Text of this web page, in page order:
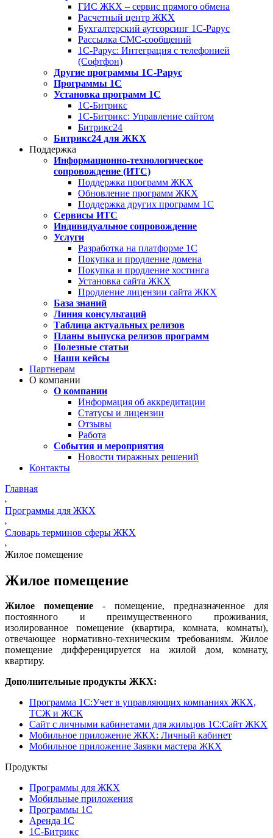
ГИС ЖКХ – сервис прямого обмена
Расчетный центр ЖКХ
Бухгалтерский аутсорсинг 1С-Рарус
Рассылка СМС-сообщений
1С-Рарус: Интеграция с телефонией
(Софтфон)
Другие программы 1С-Рарус
Программы 1С
Установка программ 1С
1С-Битрикс
1С-Битрикс: Управление сайтом
Битрикс24
Битрикс24 для ЖКХ
Поддержка
Информационно-технологическое
сопровождение (ИТС)
Поддержка программ ЖКХ
Обновление программ ЖКХ
Поддержка других программ 1С
Сервисы ИТС
Индивидуальное сопровождение
Услуги
Разработка на платформе 1С
Покупка и продление домена
Покупка и продление хостинга
Установка сайта ЖКХ
Продление лицензии сайта ЖКХ
База знаний
Линия консультаций
Таблица актуальных релизов
Планы выпуска релизов программ
Полезные статьи
Наши кейсы
Партнерам
О компании
О компании
Информация об аккредитации
Статусы и лицензии
Отзывы
Работа
События и мероприятия
Новости тиражных решений
Контакты
Главная
Программы для ЖКХ
Словарь терминов сферы ЖКХ
Жилое помещение
Жилое помещение
Жилое помещение - помещение, предназначенное для
постоянного и преимущественного проживания,
изолированное помещение (квартира, комната, комнаты),
отвечающее нормативно-техническим требованиям. Жилое
помещение дифференцируется на жилой дом, комнату,
квартиру.
Дополнительные продукты ЖКХ:
Программа 1C:Учет в управляющих компаниях ЖКХ,
ТСЖ и ЖСК
Сайт с личными кабинетами для жильцов 1С:Сайт ЖКХ
Мобильное приложение ЖКХ: Личный кабинет
Мобильное приложение Заявки мастера ЖКХ
Продукты
Программы для ЖКХ
Мобильные приложения
Программы 1С
Аренда 1С
1С-Битрикс